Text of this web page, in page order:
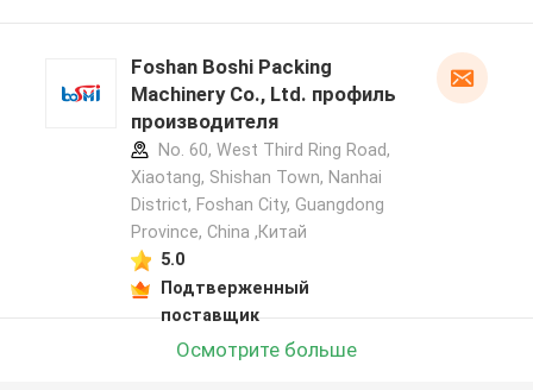
Foshan Boshi Packing
Machinery Co., Ltd. профиль
производителя
No. 60, West Third Ring Road,
Xiaotang, Shishan Town, Nanhai
District, Foshan City, Guangdong
Province, China ,Китай
5.0
Подтверженный
поставщик
Осмотрите больше